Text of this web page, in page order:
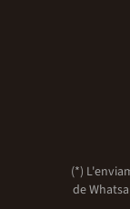
(*)
de